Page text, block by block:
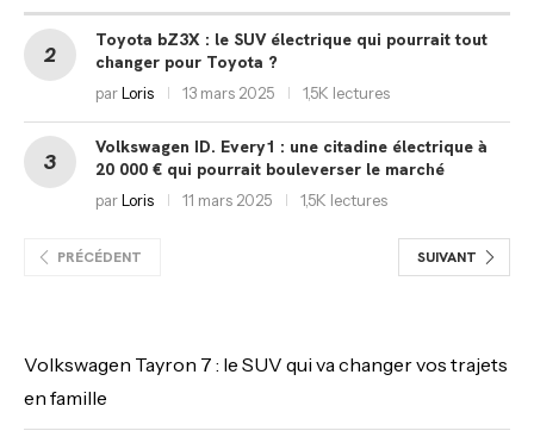
Toyota bZ3X : le SUV électrique qui pourrait tout
changer pour Toyota ?
parLoris 13 mars 2025 1,5K lectures
Volkswagen ID. Every1 : une citadine électrique à
20 000 € qui pourrait bouleverser le marché
parLoris 11 mars 2025 1,5K lectures
PRÉCÉDENT SUIVANT
Volkswagen Tayron 7 : le SUV qui va changer vos trajets
en famille